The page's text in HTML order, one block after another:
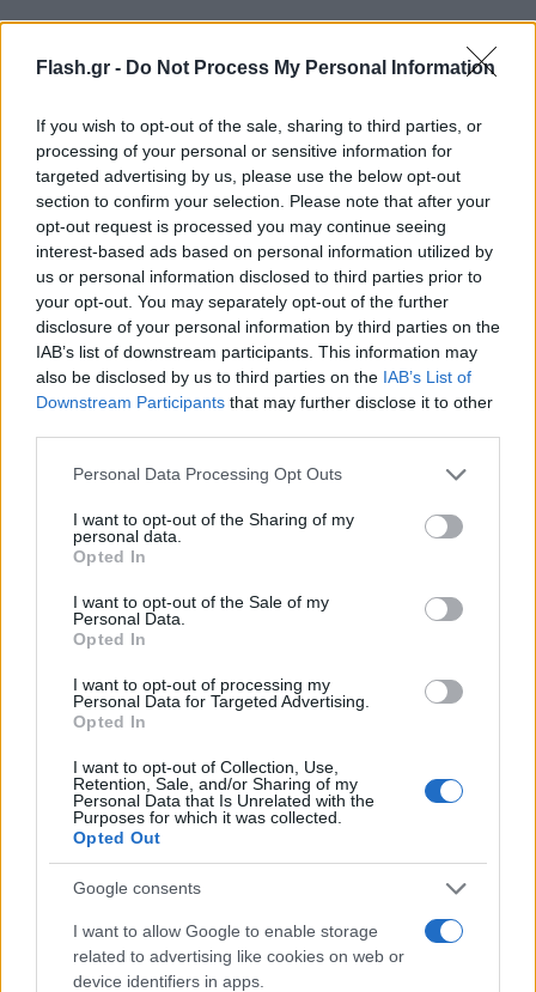
Flash.gr - Do Not Process My Personal Information
If you wish to opt-out of the sale, sharing to third parties, or
processing of your personal or sensitive information for
targeted advertising by us, please use the below opt-out
section to confirm your selection. Please note that after your
opt-out request is processed you may continue seeing
interest-based ads based on personal information utilized by
us or personal information disclosed to third parties prior to
your opt-out. You may separately opt-out of the further
disclosure of your personal information by third parties on the
IAB’s list of downstream participants. This information may
also be disclosed by us to third parties on the IAB’s List of
Downstream Participants that may further disclose it to other
Please note that this website/app uses one or more Google
not limited to your visit or usage behaviour. You may click to
grant or deny consent to Google and its third-party tags to
use your data for below specified purposes in below Google
consent section.
Personal Data Processing Opt Outs
I want to opt-out of the Sharing of my
personal data.
Opted In
I want to opt-out of the Sale of my
Personal Data.
Opted In
I want to opt-out of processing my
Personal Data for Targeted Advertising.
Opted In
I want to opt-out of Collection, Use,
Retention, Sale, and/or Sharing of my
Personal Data that Is Unrelated with the
Purposes for which it was collected.
Opted Out
Google consents
I want to allow Google to enable storage
related to advertising like cookies on web or
device identifiers in apps.
Βάσει απόφασης της κυβέρνησης θα αποδοθούν
κατά την κηδεία του πρώην Προέδρου της
Δημοκρατίας οι τιμές που προσήκουν σε αρχηγό
Αποφασίσθηκε επίσης, να τηρηθεί δημόσιο πένθος